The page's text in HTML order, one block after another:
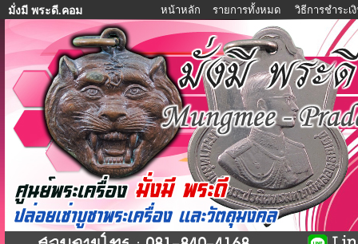
มั่งมี พระดี.คอม หน้าหลัก รายการทั้งหมด วิธีการชำระเ